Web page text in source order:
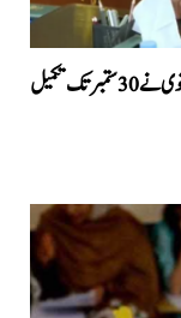
اسلام آباد سیف سٹی توسیعی منصوبہ 85 فیصد مکمل، محسن نقوی نے 30 ستمبر تک تکمیل